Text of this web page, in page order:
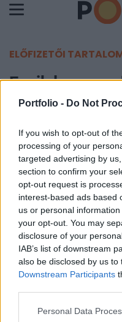
Portfolio - Do Not
If you wish to opt-out of
processing of your
targeted advertising by
section to confirm your
opt-out request is
interest-based ads based
us or personal
your opt-out. You may
disclosure of your
IAB’s list of downstream
also be disclosed by us to
Downstream Participants
Personal Data
ELŐFIZETŐI
Egyik
válthatja ma
Portfolio
2025. március 20. 10:00
Donald Trump
régóta várt elnöki
minisztérium
ezzel egyik
írja a USA Today.
A Fehér Ház magas
már hetek óta